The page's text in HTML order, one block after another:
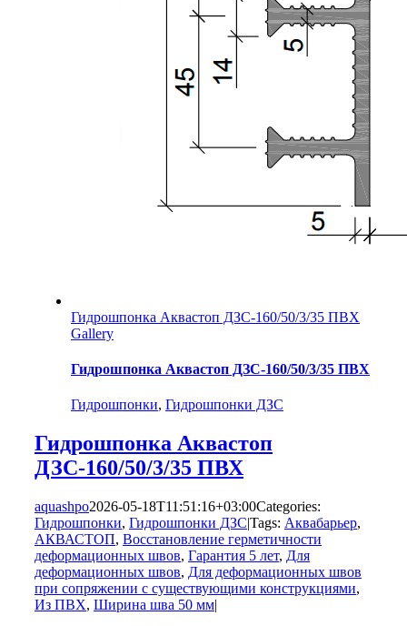
Гидрошпонка Аквастоп ДЗС-160/50/3/35 ПВХ
Gallery
Гидрошпонка Аквастоп ДЗС-160/50/3/35 ПВХ
Гидрошпонки, Гидрошпонки ДЗС
Гидрошпонка Аквастоп
ДЗС-160/50/3/35 ПВХ
aquashpo2026-05-18T11:51:16+03:00Categories:
Гидрошпонки, Гидрошпонки ДЗС|Tags: Аквабарьер,
АКВАСТОП, Восстановление герметичности
деформационных швов, Гарантия 5 лет, Для
деформационных швов, Для деформационных швов
при сопряжении с существующими конструкциями,
Из ПВХ, Ширина шва 50 мм|